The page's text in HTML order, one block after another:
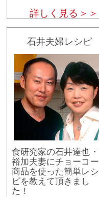
詳しく見る＞＞
石井夫婦レシピ
食研究家の石井達也・
裕加夫妻にチョーコー
商品を使った簡単レシ
ピを教えて頂きまし
た！